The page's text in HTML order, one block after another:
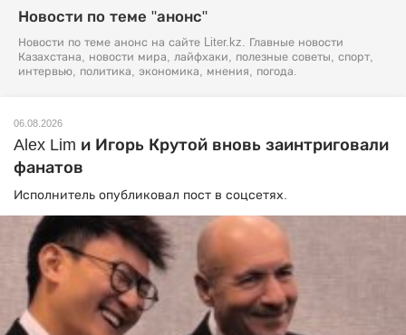
Новости по теме "анонс"
Новости по теме анонс на сайте Liter.kz. Главные новости
Казахстана, новости мира, лайфхаки, полезные советы, спорт,
интервью, политика, экономика, мнения, погода.
06.08.2026
Alex Lim и Игорь Крутой вновь заинтриговали
фанатов
Исполнитель опубликовал пост в соцсетях.